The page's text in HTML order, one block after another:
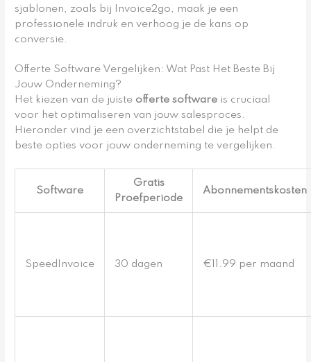
sjablonen, zoals bij Invoice2go, maak je een
professionele indruk en verhoog je de kans op
conversie.
Offerte Software Vergelijken: Wat Past Het Beste Bij
Jouw Onderneming?
Het kiezen van de juiste offerte software is cruciaal
voor het optimaliseren van jouw salesproces.
Hieronder vind je een overzichtstabel die je helpt de
beste opties voor jouw onderneming te vergelijken.
Software
Gratis
Proefperiode
Abonnementskosten
SpeedInvoice 30 dagen €11.99 per maand